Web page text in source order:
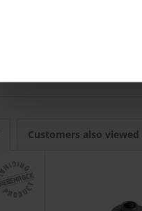
Customers also viewed